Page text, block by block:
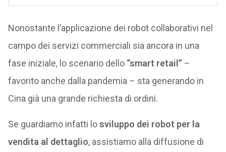
Nonostante l’applicazione dei robot collaborativi nel
campo dei servizi commerciali sia ancora in una
fase iniziale, lo scenario dello “smart retail” –
favorito anche dalla pandemia – sta generando in
Cina già una grande richiesta di ordini.
Se guardiamo infatti losviluppo dei robot per la
vendita al dettaglio, assistiamo alla diffusione di